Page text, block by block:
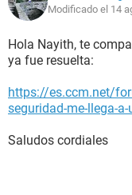
Modificado el 14
Hola Nayith, te
ya fue resuelta:
https://es.ccm.net/
seguridad-me-llega-
Saludos cordiales